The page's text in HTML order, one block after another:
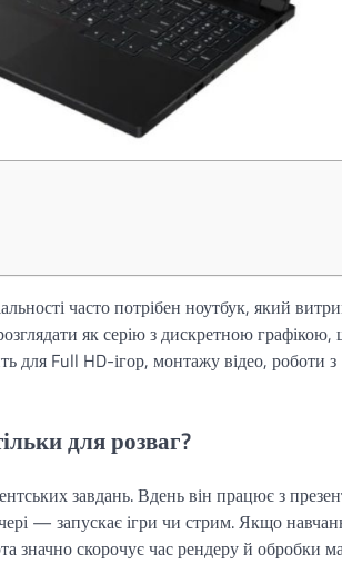
часто потрібен ноутбук, який
як серію з дискретною
для Full HD-ігор, монтажу відео, роботи
для розваг?
завдань. Вдень він працює з
— запускає ігри чи стрим. Якщо
скорочує час рендеру й обробки